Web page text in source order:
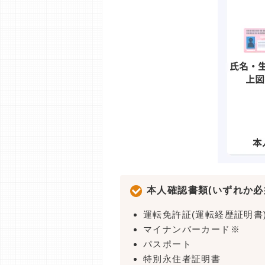
本人確認書類(いずれか
運転免許証(運転経歴証明
マイナンバーカード※
パスポート
特別永住者証明書